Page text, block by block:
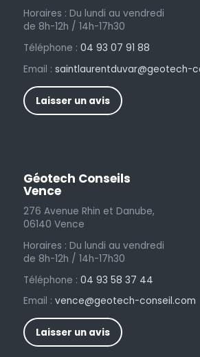
Horaires : Du lundi au vendredi
de 8h-12h / 14h-17h30
Téléphone : 04 93 07 91 88
Email : saintlaurentduvar@geotech-
Laisser un avis
Géotech Conseils
Vence
276 Avenue Rhin et Danube,
06140 Vence
Horaires : Du lundi au vendredi
de 8h-12h / 14h-17h30
Téléphone : 04 93 58 37 44
Email : vence@geotech-conseil.com
Laisser un avis